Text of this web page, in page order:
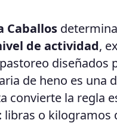
Caballos
de actividad,
de heno es
convierte la regla
o